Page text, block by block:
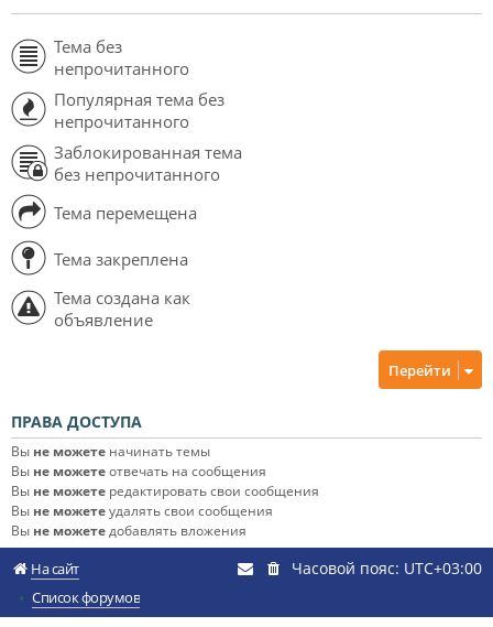
Тема без
непрочитанного
Популярная тема без
непрочитанного
Заблокированная тема
без непрочитанного
Тема перемещена
Тема закреплена
Тема создана как
объявление
Перейти
ПРАВА ДОСТУПА
Вы не можете начинать темы
Вы не можетеотвечать на сообщения
Вы не можете редактировать свои сообщения
Вы не можетеудалять свои сообщения
Вы не можетедобавлять вложения
На сайт
Список форумов
Часовой пояс: UTC+03:00